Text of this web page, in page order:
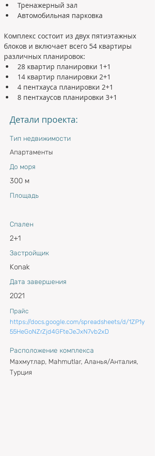
Тренажерный зал
Автомобильная парковка
Комплекс состоит из двух пятиэтажных
блоков и включает всего 54 квартиры
различных планировок:
28 квартир планировки 1+1
14 квартир планировки 2+1
4 пентхауса планировки 2+1
8 пентхаусов планировки 3+1
Детали проекта:
Тип недвижимости
Апартаменты
До моря
300 м
Площадь
Спален
2+1
Застройщик
Konak
Дата завершения
2021
Прайс
https://docs.google.com/spreadsheets/d/1ZP1y
55HeGoNZrZjd4GFteJeJxN7vb2xD
Расположение комплекса
Махмутлар, Mahmutlar, Аланья/Анталия,
Турция